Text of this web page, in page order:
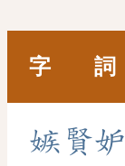
字 詞
嫉 賢妒